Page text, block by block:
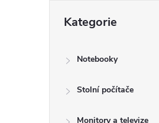
kategorie
Kategorie
Notebooky
Stolní počítače
Monitory a televize